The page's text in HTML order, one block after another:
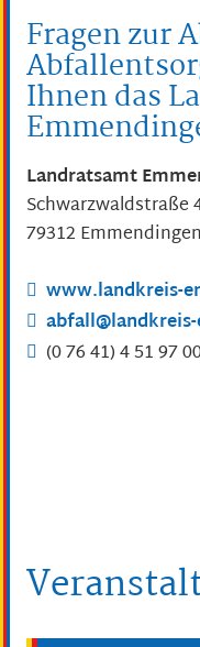
Fragen zur
Ihnen das
Landratsamt
Schwarzwaldstraße
79312 Emmendingen
www.landkreis-
(07641) 45197